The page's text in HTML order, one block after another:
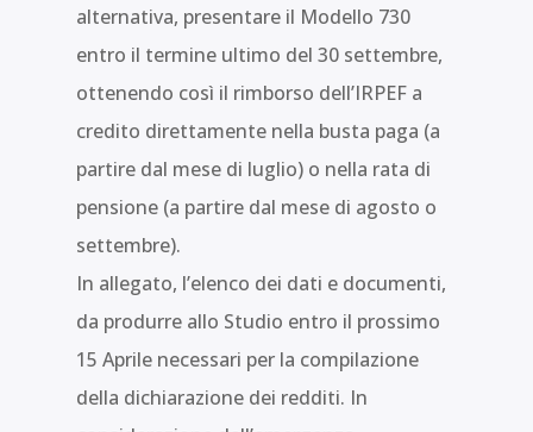
alternativa, presentare il Modello 730
entro il termine ultimo del 30 settembre,
ottenendo così il rimborso dell’IRPEF a
credito direttamente nella busta paga (a
partire dal mese di luglio) o nella rata di
pensione (a partire dal mese di agosto o
settembre).
In allegato, l’elenco dei dati e documenti,
da produrre allo Studio entro il prossimo
15 Aprile necessari per la compilazione
della dichiarazione dei redditi. In